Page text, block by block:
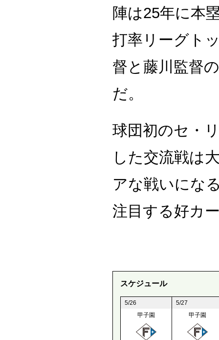
陣は25年に本
打率リーグト
督と藤川監督
だ。
球団初のセ・
した交流戦は
アな戦いにな
注目する好カ
スケジュール
5/26
5/27
甲子園
甲子園